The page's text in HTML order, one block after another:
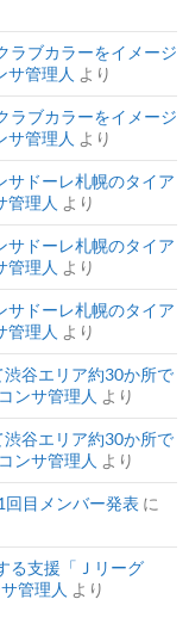
ラブカラーをイメージ
サ管理人 より
ラブカラーをイメージ
サ管理人 より
サドーレ札幌のタイア
管理人 より
サドーレ札幌のタイア
管理人 より
サドーレ札幌のタイア
管理人 より
谷エリア約30か所で
ンサ管理人 より
谷エリア約30か所で
ンサ管理人 より
目メンバー発表 に
る支援「Ｊリーグ
管理人 より